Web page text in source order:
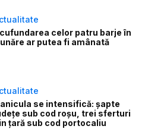
celor patru barje în
ar putea fi amânată
se intensifică: șapte
sub cod roșu, trei sferturi
țară sub cod portocaliu